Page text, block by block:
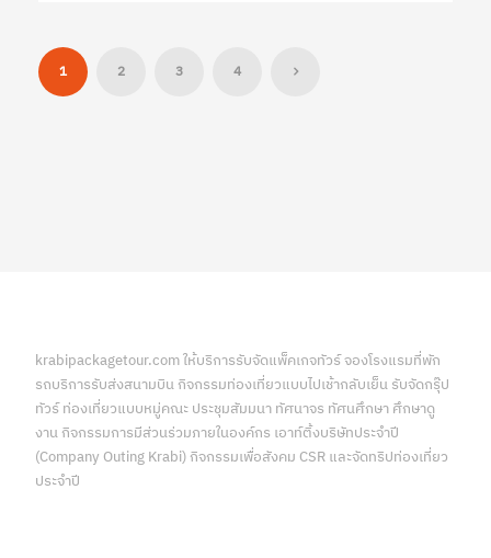
1 2 3 4
krabipackagetour.com ให้บริการรับจัดแพ็คเกจทัวร์ จองโรงแรมที่พัก
รถบริการรับส่งสนามบิน กิจกรรมท่องเที่ยวแบบไปเช้ากลับเย็น รับจัดกรุ๊ป
ทัวร์ ท่องเที่ยวแบบหมู่คณะ ประชุมสัมมนา ทัศนาจร ทัศนศึกษา ศึกษาดู
งาน กิจกรรมการมีส่วนร่วมภายในองค์กร เอาท์ติ้งบริษัทประจำปี
(Company Outing Krabi) กิจกรรมเพื่อสังคม CSR และจัดทริปท่องเที่ยว
ประจำปี